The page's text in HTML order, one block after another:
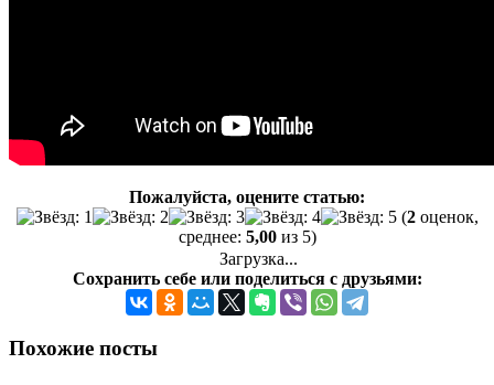
Пожалуйста, оцените статью:
(2оценок,
среднее: 5,00из 5)
Загрузка...
Сохранить себе или поделиться с друзьями:
Похожие посты